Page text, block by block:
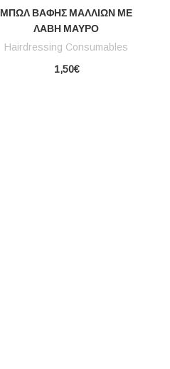
ΜΠΩΛ ΒΑΦΉΣ ΜΑΛΛΙΏΝ ΜΕ
ΛΑΒΉ ΜΑΎΡΟ
Hairdressing Consumables
1,50€